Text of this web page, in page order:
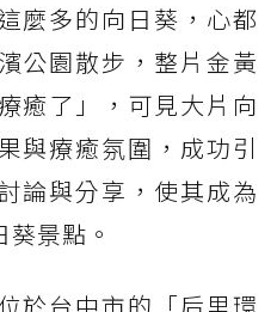
麼多的向日葵，心都
公園散步，整片金黃
癒了」，可見大片向
與療癒氛圍，成功引
論與分享，使其成為
景點。